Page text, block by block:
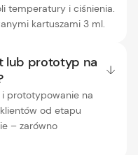
temperatury i ciśnienia.
kartuszami 3 ml.
lub prototyp na
i prototypowanie na
od etapu
– zarówno